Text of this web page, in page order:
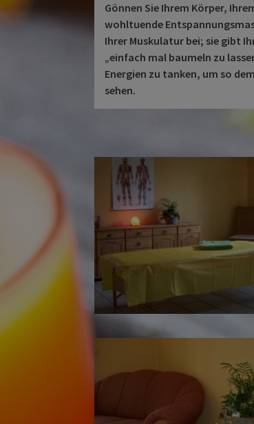
Gönnen Sie Ihrem Körper,
wohltuende
Ihrer Muskulatur bei; sie gibt
„einfach mal baumeln zu
Energien zu tanken, um so
sehen.